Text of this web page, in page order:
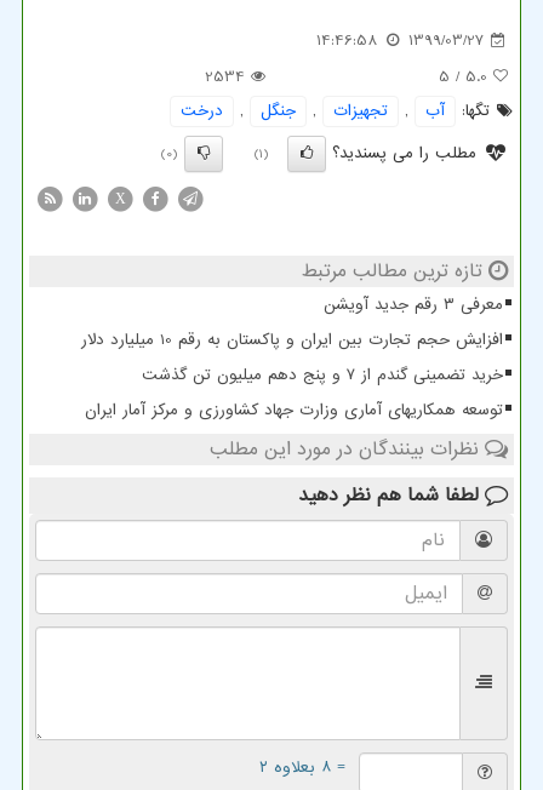
1399/03/27
14:46:58
5.0
/ 5
2534
تگها:
آب , تجهیزات , جنگل ,
درخت
مطلب را می پسندید؟
(1)
(0)
X
تازه ترین مطالب مرتبط
معرفی ۳ رقم جدید آویشن
افزایش حجم تجارت بین ایران و پاکستان به رقم 10 میلیارد دلار
خرید تضمینی گندم از ۷ و پنج دهم میلیون تن گذشت
توسعه همکاریهای آماری وزارت جهاد کشاورزی و مرکز آمار ایران
نظرات بینندگان در مورد این مطلب
لطفا شما هم نظر دهید
= ۸ بعلاوه ۲